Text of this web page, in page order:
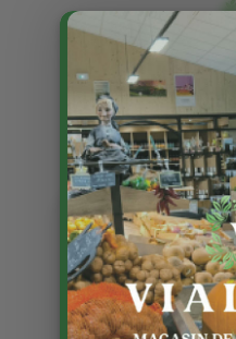
Les derniers
canard